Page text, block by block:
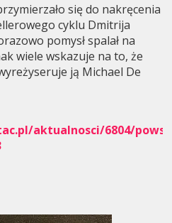
się do nakręcenia
cyklu Dmitrija
pomysł spalał na
wiele wskazuje na to, że
ją Michael De
aktualnosci/6804/